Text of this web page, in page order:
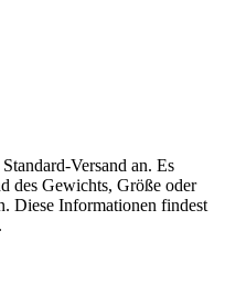
Versand an. Es
des Gewichts, Größe oder
Diese Informationen findest